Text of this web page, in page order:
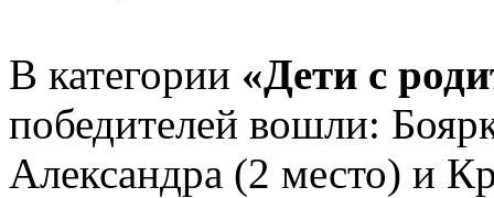
В категории «Дети с
победителей вошли:
Александра (2 место) и